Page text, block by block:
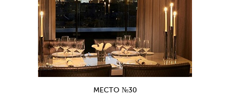
МЕСТО №30